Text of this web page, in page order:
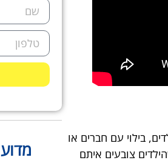
בילוי עם חברים או
צובעים איתם